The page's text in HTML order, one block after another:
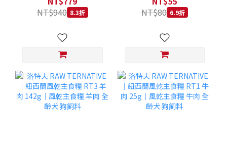
肉 全齡犬 狗飼料
NT$940 8.3折
肉 全齡犬 狗飼料
NT$80 6.9折